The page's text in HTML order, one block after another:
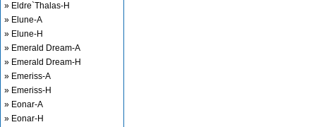
» Eldre`Thalas-H
» Elune-A
» Elune-H
» Emerald Dream-A
» Emerald Dream-H
» Emeriss-A
» Emeriss-H
» Eonar-A
» Eonar-H